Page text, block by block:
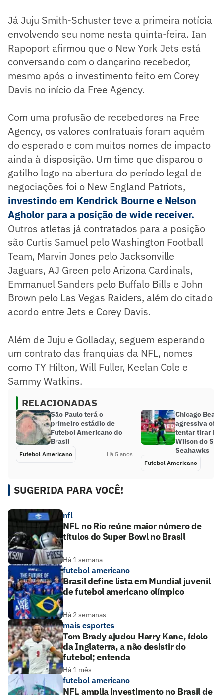
Já Juju Smith-Schuster teve a primeira notícia
envolvendo seu nome nesta quinta-feira. Ian
Rapoport afirmou que o New York Jets está
conversando com o dançarino recebedor,
mesmo após o investimento feito em Corey
Davis no início da Free Agency.
Com uma profusão de recebedores na Free
Agency, os valores contratuais foram aquém
do esperado e com muitos nomes de impacto
ainda à disposição. Um time que disparou o
gatilho logo na abertura do período legal de
negociações foi o New England Patriots,
investindo em Kendrick Bourne e Nelson
Agholor para a posição de wide receiver.
Outros atletas já contratados para a posição
são Curtis Samuel pelo Washington Football
Team, Marvin Jones pelo Jacksonville
Jaguars, AJ Green pelo Arizona Cardinals,
Emmanuel Sanders pelo Buffalo Bills e John
Brown pelo Las Vegas Raiders, além do citado
acordo entre Jets e Corey Davis.
Além de Juju e Golladay, seguem esperando
um contrato das franquias da NFL, nomes
como TY Hilton, Will Fuller, Keelan Cole e
Sammy Watkins.
RELACIONADAS
São Paulo terá o
primeiro estádio de
Futebol Americano do
Brasil
Futebol Americano Há 5 anos
Chicago
agressiva
tentar tirar
Wilson do
Seahawks
Futebol Americano
SUGERIDA PARA VOCÊ!
nfl
NFL no Rio reúne maior número de
títulos do Super Bowl no Brasil
Há 1 semana
futebol americano
Brasil define lista em Mundial juvenil
de futebol americano olímpico
Há 2 semanas
mais esportes
Tom Brady ajudou Harry Kane, ídolo
da Inglaterra, a não desistir do
futebol; entenda
Há 1 mês
futebol americano
NFL amplia investimento no Brasil de